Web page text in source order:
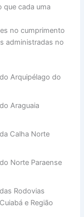
que cada uma
no cumprimento
administradas no
Arquipélago do
Araguaia
Calha Norte
Norte Paraense
Rodovias
e Região